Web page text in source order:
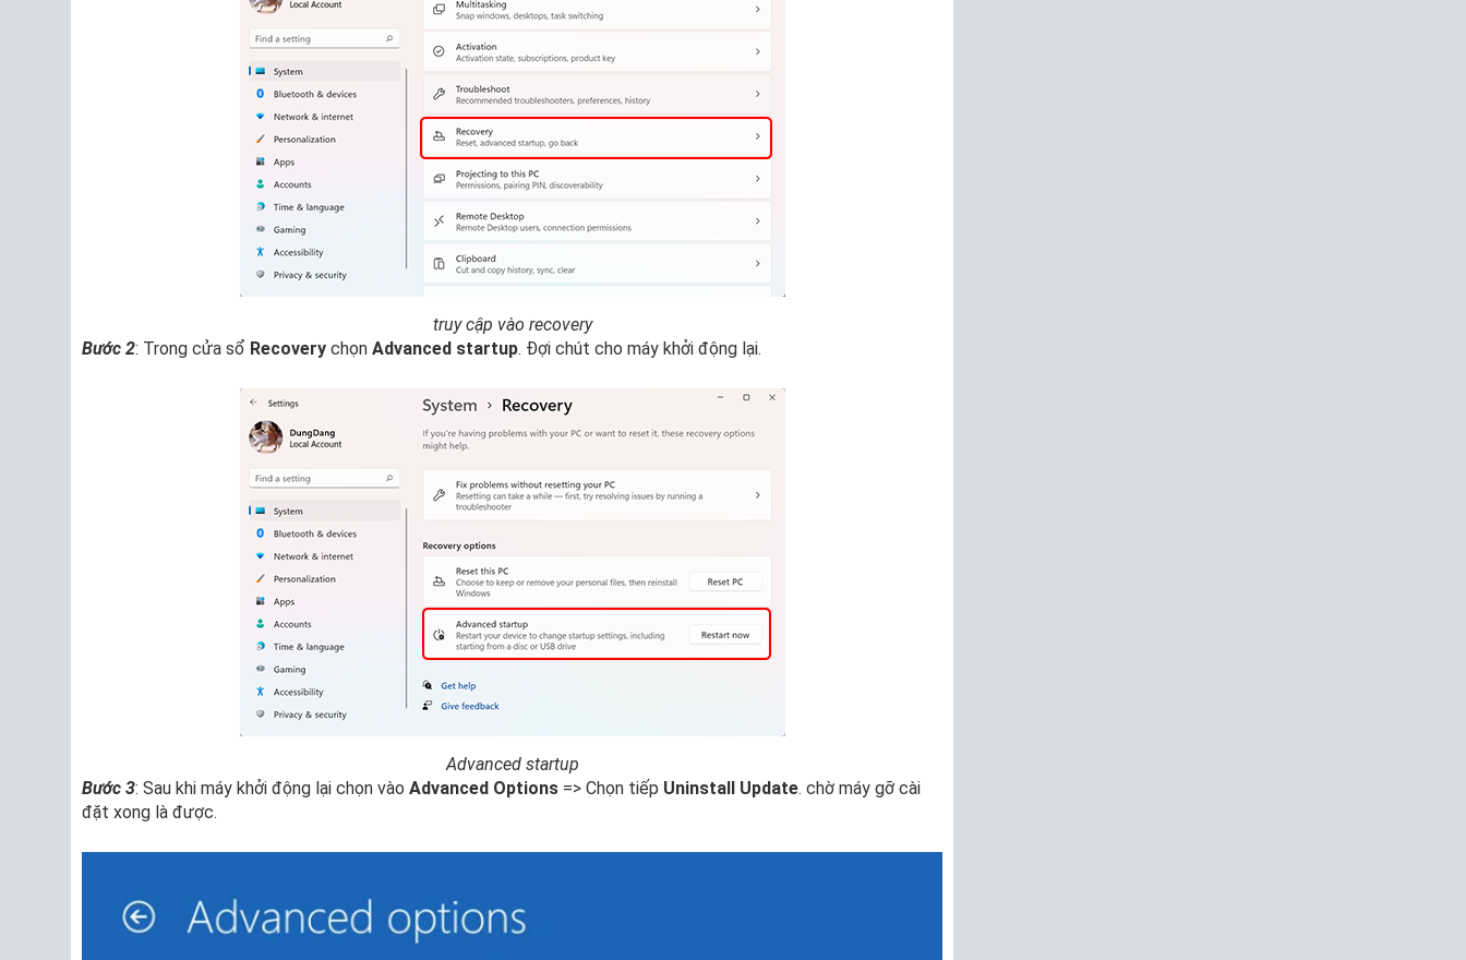
truy cập vào recovery
Bước 2: Trong cửa sổ Recovery chọn Advanced startup. Đợi chút cho máy khởi động lại.
Advanced startup
Bước 3: Sau khi máy khởi động lại chọn vào Advanced Options => Chọn tiếp Uninstall Update. chờ máy gỡ cài
đặt xong là được.